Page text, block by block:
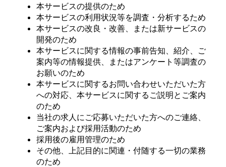
本サービスの提供のため
本サービスの利用状況等を調査・分析するため
本サービスの改良・改善、または新サービスの
開発のため
本サービスに関する情報の事前告知、紹介、ご
案内等の情報提供、またはアンケート等調査の
お願いのため
本サービスに関するお問い合わせいただいた方
への対応、本サービスに関するご説明とご案内
のため
当社の求人にご応募いただいた方へのご連絡、
ご案内および採用活動のため
採用後の雇用管理のため
その他、上記目的に関連・付随する一切の業務
のため